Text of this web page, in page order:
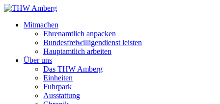
Mitmachen
Ehrenamtlich anpacken
Bundesfreiwilligendienst leisten
Hauptamtlich arbeiten
Über uns
Das THW Amberg
Einheiten
Fuhrpark
Ausstattung